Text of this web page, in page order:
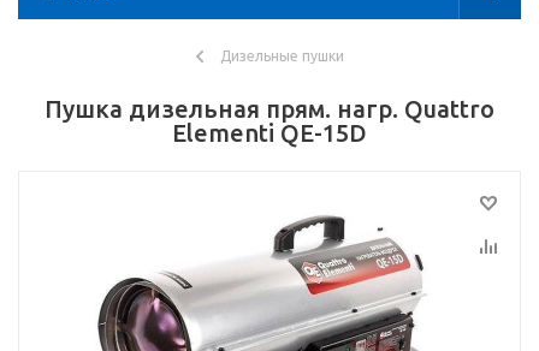
Дизельные пушки
Пушка дизельная прям. нагр. Quattro
Elementi QE-15D